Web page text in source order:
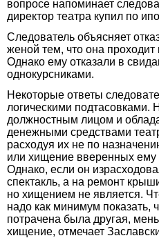
вопросе напоминает
директор театра купил по
Следователь объясняет
женой тем, что она проходит
Однако ему отказали в
однокурсниками.
Некоторые ответы
логическими подтасовками.
должностным лицом и
денежными средствами
расходуя их не по
или хищение вверенных ему
Однако, если он
спектакль, а на ремонт
но хищением не является.
надо как минимум показать,
потрачена была другая,
хищение, отмечает